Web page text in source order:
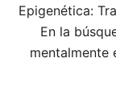
Epigenética:
En la
mentalmente